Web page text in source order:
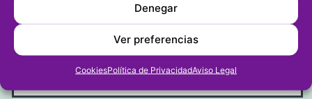
Denegar
Ver preferencias
CookiesPolítica de PrivacidadAviso Legal